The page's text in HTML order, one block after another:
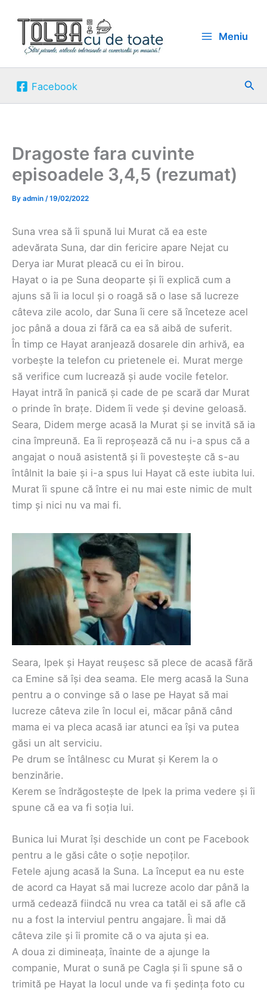
content
Meniu
Facebook
Dragoste fara cuvinte
episoadele 3,4,5 (rezumat)
By admin /19/02/2022
Suna vrea să îi spună lui Murat că ea este
adevărata Suna, dar din fericire apare Nejat cu
Derya iar Murat pleacă cu ei în birou.
Hayat o ia pe Suna deoparte și îi explică cum a
ajuns să îi ia locul și o roagă să o lase să lucreze
câteva zile acolo, dar Suna îi cere să înceteze acel
joc până a doua zi fără ca ea să aibă de suferit.
În timp ce Hayat aranjează dosarele din arhivă, ea
vorbește la telefon cu prietenele ei. Murat merge
să verifice cum lucrează și aude vocile fetelor.
Hayat intră în panică și cade de pe scară dar Murat
o prinde în brațe. Didem îi vede și devine geloasă.
Seara, Didem merge acasă la Murat și se invită să ia
cina împreună. Ea îi reproșează că nu i-a spus că a
angajat o nouă asistentă și îi povestește că s-au
întâlnit la baie și i-a spus lui Hayat că este iubita lui.
Murat îi spune că între ei nu mai este nimic de mult
timp și nici nu va mai fi.
Seara, Ipek și Hayat reușesc să plece de acasă fără
ca Emine să își dea seama. Ele merg acasă la Suna
pentru a o convinge să o lase pe Hayat să mai
lucreze câteva zile în locul ei, măcar până când
mama ei va pleca acasă iar atunci ea își va putea
găsi un alt serviciu.
Pe drum se întâlnesc cu Murat și Kerem la o
benzinărie.
Kerem se îndrăgostește de Ipek la prima vedere și îi
spune că ea va fi soția lui.
Bunica lui Murat își deschide un cont pe Facebook
pentru a le găsi câte o soție nepoților.
Fetele ajung acasă la Suna. La început ea nu este
de acord ca Hayat să mai lucreze acolo dar până la
urmă cedează fiindcă nu vrea ca tatăl ei să afle că
nu a fost la interviul pentru angajare. Îi mai dă
câteva zile și îi promite că o va ajuta și ea.
A doua zi dimineața, înainte de a ajunge la
companie, Murat o sună pe Cagla și îi spune să o
trimită pe Hayat la locul unde va fi ședința foto cu